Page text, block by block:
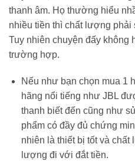
thanh âm. Họ thường hiểu
nhiều tiền thì chất lượng phải
Tuy nhiên chuyện đấy không
trường hợp.
Nếu như bạn chọn mua 1
hãng nổi tiếng như JBL
thanh biết đến cũng như
phẩm có đầy đủ chứng
nhiên là thiết bị tốt và
lượng đi với đắt tiền.